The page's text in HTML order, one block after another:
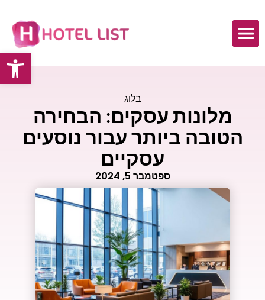
בלוג
מלונות עסקים: הבחירה
הטובה ביותר עבור נוסעים
עסקיים
ספטמבר 5, 2024